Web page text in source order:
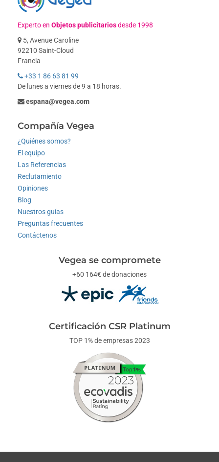
Experto enObjetos publicitariosdesde 1998
5, Avenue Caroline
92210 Saint-Cloud
Francia
+33 1 86 63 81 99
De lunes a viernes de 9 a 18 horas.
espana@vegea.com
Compañía Vegea
¿Quiénes somos?
El equipo
Las Referencias
Reclutamiento
Opiniones
Blog
Nuestros guías
Preguntas frecuentes
Contáctenos
Vegea se compromete
+60 164€ de donaciones
Certificación CSR Platinum
TOP 1% de empresas 2023